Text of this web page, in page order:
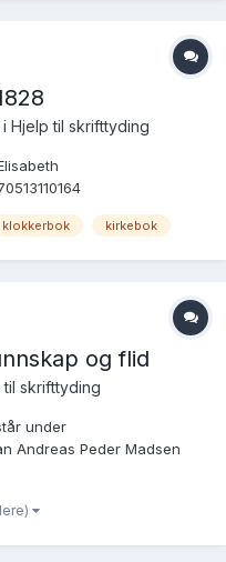
Hjelp til skrifttyding
klokkerbok kirkebok
og flid
til skrifttyding
under
Andreas Peder Madsen